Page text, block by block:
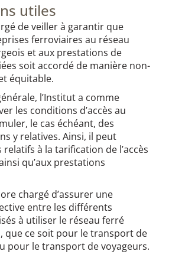
utiles
de veiller à garantir que
ferroviaires au réseau
et aux prestations de
soit accordé de manière non-
équitable.
l’Institut a comme
les conditions d’accès au
le cas échéant, des
y relatives. Ainsi, il peut
à la tarification de l’accès
qu’aux prestations
chargé d’assurer une
entre les différents
à utiliser le réseau ferré
que ce soit pour le transport de
pour le transport de voyageurs.